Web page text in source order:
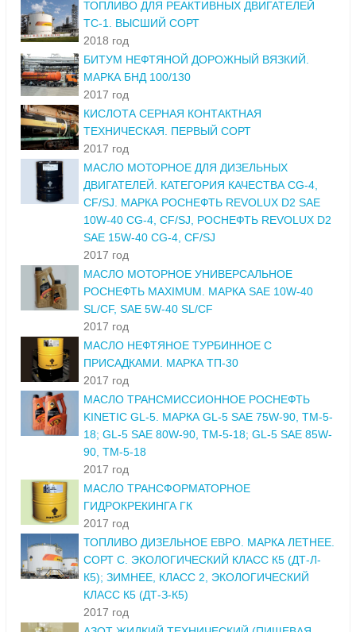
ТОПЛИВО ДЛЯ РЕАКТИВНЫХ ДВИГАТЕЛЕЙ
ТС-1. ВЫСШИЙ СОРТ
2018 год
БИТУМ НЕФТЯНОЙ ДОРОЖНЫЙ ВЯЗКИЙ.
МАРКА БНД 100/130
2017 год
КИСЛОТА СЕРНАЯ КОНТАКТНАЯ
ТЕХНИЧЕСКАЯ. ПЕРВЫЙ СОРТ
2017 год
МАСЛО МОТОРНОЕ ДЛЯ ДИЗЕЛЬНЫХ
ДВИГАТЕЛЕЙ. КАТЕГОРИЯ КАЧЕСТВА CG-4,
CF/SJ. МАРКА РОСНЕФТЬ REVOLUX D2 SAE
10W-40 CG-4, CF/SJ, РОСНЕФТЬ REVOLUX D2
SAE 15W-40 CG-4, CF/SJ
2017 год
МАСЛО МОТОРНОЕ УНИВЕРСАЛЬНОЕ
РОСНЕФТЬ MAXIMUM. МАРКА SAE 10W-40
SL/CF, SAE 5W-40 SL/CF
2017 год
МАСЛО НЕФТЯНОЕ ТУРБИННОЕ С
ПРИСАДКАМИ. МАРКА ТП-30
2017 год
МАСЛО ТРАНСМИССИОННОЕ РОСНЕФТЬ
KINETIC GL-5. МАРКА GL-5 SAE 75W-90, ТМ-5-
18; GL-5 SAE 80W-90, ТМ-5-18; GL-5 SAE 85W-
90, ТМ-5-18
2017 год
МАСЛО ТРАНСФОРМАТОРНОЕ
ГИДРОКРЕКИНГА ГК
2017 год
ТОПЛИВО ДИЗЕЛЬНОЕ ЕВРО. МАРКА ЛЕТНЕЕ.
СОРТ С. ЭКОЛОГИЧЕСКИЙ КЛАСС К5 (ДТ-Л-
К5); ЗИМНЕЕ, КЛАСС 2, ЭКОЛОГИЧЕСКИЙ
КЛАСС К5 (ДТ-З-К5)
2017 год